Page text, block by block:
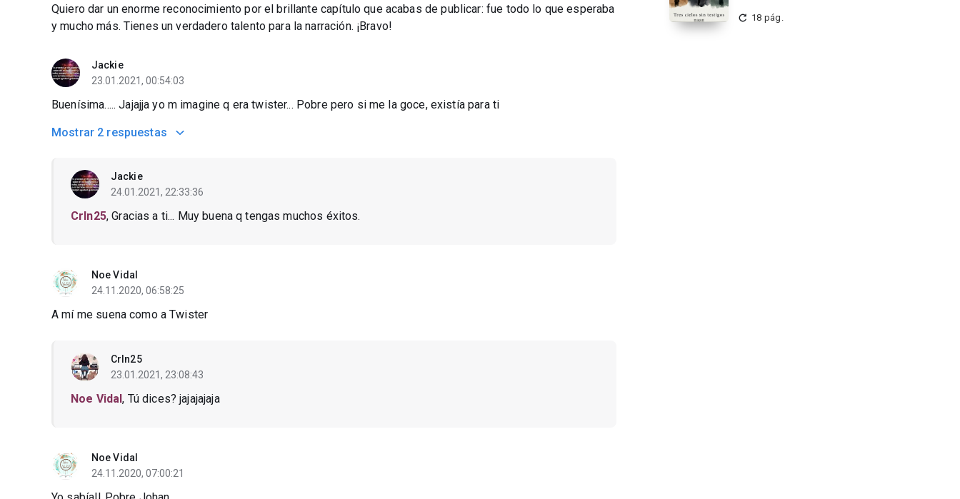
Quiero dar un enorme reconocimiento por el brillante capítulo que acabas de publicar: fue todo lo que esperaba
y mucho más. Tienes un verdadero talento para la narración. ¡Bravo!
Jackie
23.01.2021, 00:54:03
Buenísima..... Jajajja yo m imagine q era twister... Pobre pero si me la goce, existía para ti
Mostrar 2 respuestas
Jackie
24.01.2021, 22:33:36
Crln25, Gracias a ti... Muy buena q tengas muchos éxitos.
Noe Vidal
24.11.2020, 06:58:25
A mí me suena como a Twister
Crln25
23.01.2021, 23:08:43
Noe Vidal, Tú dices? jajajajaja
Noe Vidal
24.11.2020, 07:00:21
18 pág.